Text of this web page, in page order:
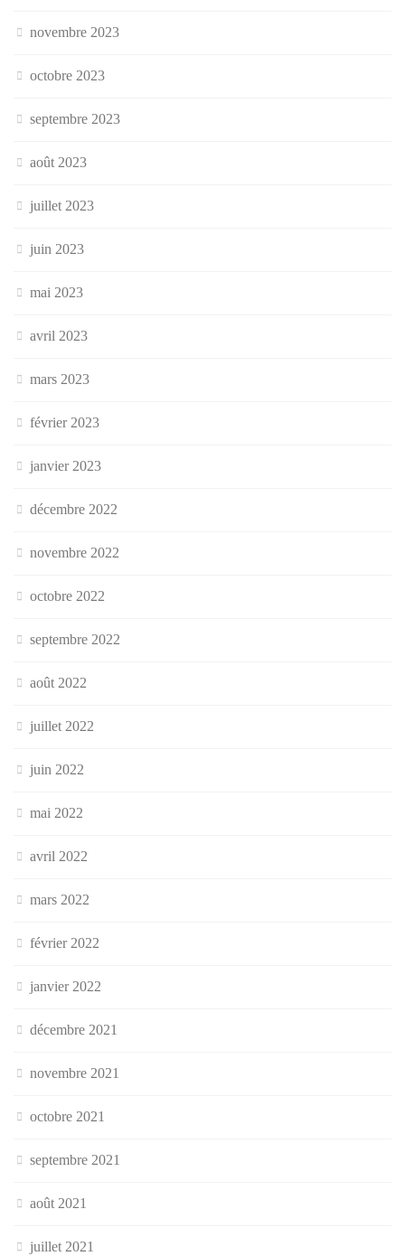
novembre 2023
octobre 2023
septembre 2023
août 2023
juillet 2023
juin 2023
mai 2023
avril 2023
mars 2023
février 2023
janvier 2023
décembre 2022
novembre 2022
octobre 2022
septembre 2022
août 2022
juillet 2022
juin 2022
mai 2022
avril 2022
mars 2022
février 2022
janvier 2022
décembre 2021
novembre 2021
octobre 2021
septembre 2021
août 2021
juillet 2021